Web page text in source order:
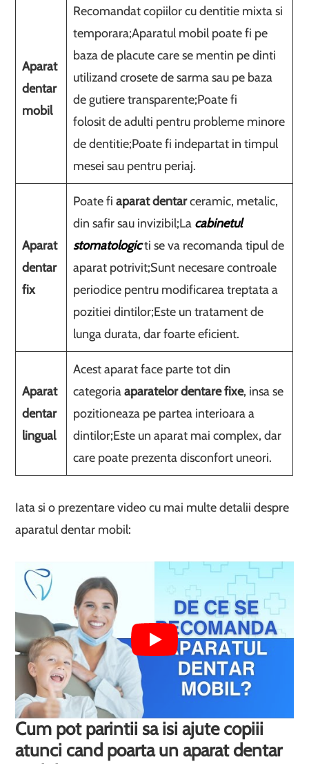
Aparat
dentar
mobil
Recomandat copiilor cu dentitie mixta si
temporara;Aparatul mobil poate fi pe
baza de placute care se mentin pe dinti
utilizand crosete de sarma sau pe baza
de gutiere transparente;Poate fi
folosit de adulti pentru probleme minore
de dentitie;Poate fi indepartat in timpul
mesei sau pentru periaj.
Aparat
dentar
fix
Poate fiaparat dentarceramic, metalic,
din safir sau invizibil;La cabinetul
stomatologicti se va recomanda tipul de
aparat potrivit;Sunt necesare controale
periodice pentru modificarea treptata a
pozitiei dintilor;Este un tratament de
lunga durata, dar foarte eficient.
Aparat
dentar
lingual
Acest aparat face parte tot din
categoriaaparatelor dentare fixe, insa se
pozitioneaza pe partea interioara a
dintilor;Este un aparat mai complex, dar
care poate prezenta disconfort uneori.
Iata si o prezentare video cu mai multe detalii despre
aparatul dentar mobil:
Cum pot parintii sa isi ajute copiii
atunci cand poarta un aparat dentar